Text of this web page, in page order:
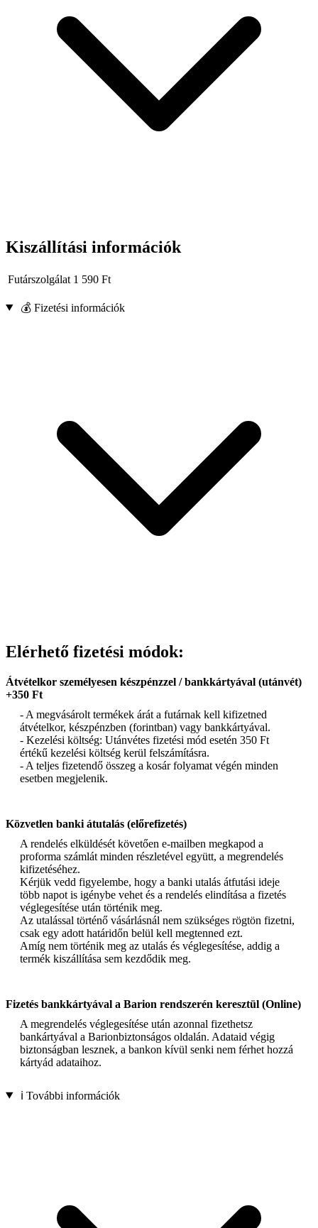
Kiszállítási információk
Futárszolgálat 1 590 Ft
💰 Fizetési információk
Elérhető fizetési módok:
Átvételkor személyesen készpénzzel / bankkártyával (utánvét)
+350 Ft
- A megvásárolt termékek árát a futárnak kell kifizetned
átvételkor, készpénzben (forintban) vagy bankkártyával.
- Kezelési költség: Utánvétes fizetési mód esetén 350 Ft
értékű kezelési költség kerül felszámításra.
- A teljes fizetendő összeg a kosár folyamat végén minden
esetben megjelenik.
Közvetlen banki átutalás (előrefizetés)
A rendelés elküldését követően e-mailben megkapod a
proforma számlát minden részletével együtt, a megrendelés
kifizetéséhez.
Kérjük vedd figyelembe, hogy a banki utalás átfutási ideje
több napot is igénybe vehet és a rendelés elindítása a fizetés
véglegesítése után történik meg.
Az utalással történő vásárlásnál nem szükséges rögtön fizetni,
csak egy adott határidőn belül kell megtenned ezt.
Amíg nem történik meg az utalás és véglegesítése, addig a
termék kiszállítása sem kezdődik meg.
Fizetés bankkártyával a Barion rendszerén keresztül (Online)
A megrendelés véglegesítése után azonnal fizethetsz
bankártyával a Barionbiztonságos oldalán. Adataid végig
biztonságban lesznek, a bankon kívül senki nem férhet hozzá
kártyád adataihoz.
ℹ️ További információk